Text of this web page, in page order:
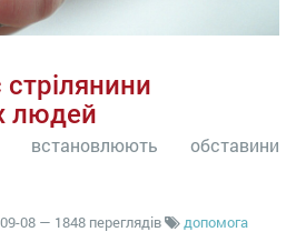
стрілянини
людей
встановлюють обставини
08 — 1848 переглядів
допомога